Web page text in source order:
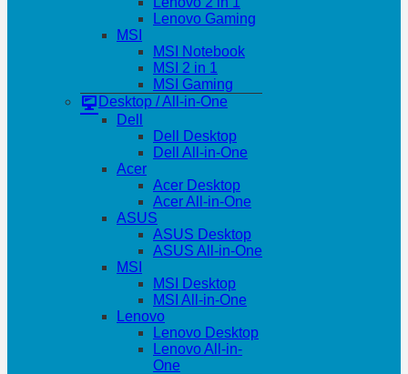
Lenovo Gaming
MSI
MSI Notebook
MSI 2 in 1
MSI Gaming
Desktop / All-in-One
Dell
Dell Desktop
Dell All-in-One
Acer
Acer Desktop
Acer All-in-One
ASUS
ASUS Desktop
ASUS All-in-One
MSI
MSI Desktop
MSI All-in-One
Lenovo
Lenovo Desktop
Lenovo All-in-
One